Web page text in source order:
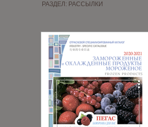
РАЗДЕЛ: РАССЫЛКИ